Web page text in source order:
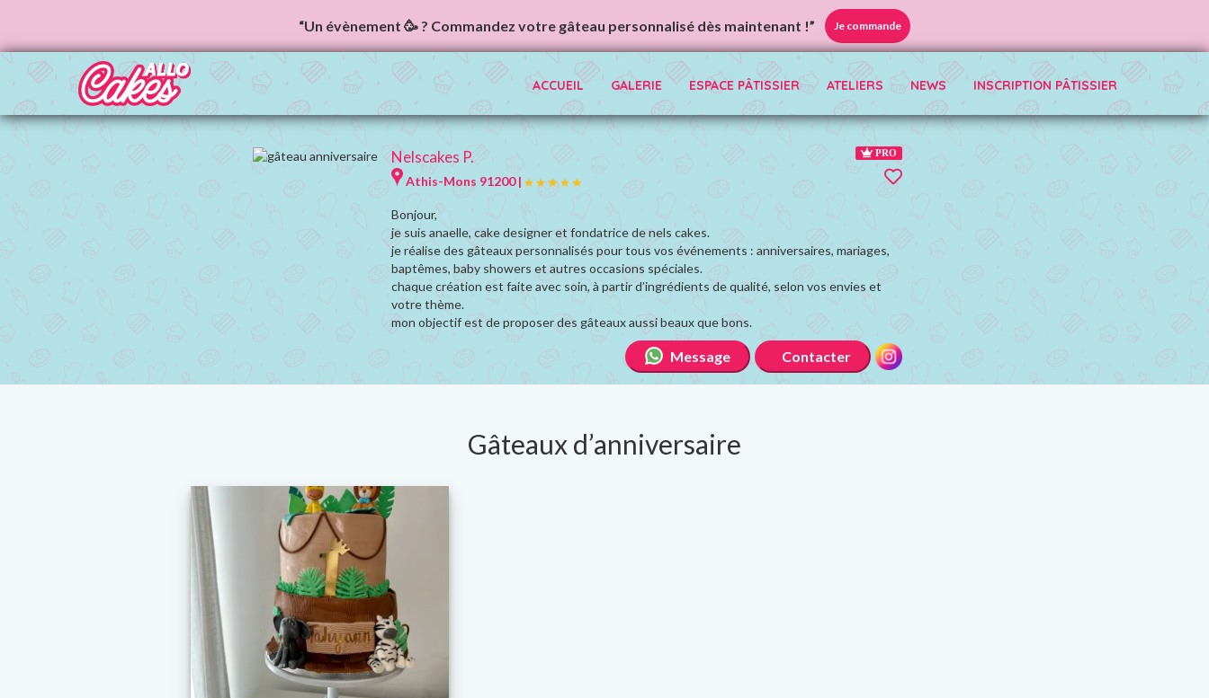
“Un évènement 🥳 ? Commandez votre gâteau personnalisé dès maintenant !” Je commande
ACCUEIL GALERIE ESPACE PÂTISSIER ATELIERS NEWS INSCRIPTION PÂTISSIER
Nelscakes P. PRO
Athis-Mons 91200 |
Bonjour,
je suis anaelle, cake designer et fondatrice de nels cakes.
je réalise des gâteaux personnalisés pour tous vos événements : anniversaires, mariages,
baptêmes, baby showers et autres occasions spéciales.
chaque création est faite avec soin, à partir d’ingrédients de qualité, selon vos envies et
votre thème.
mon objectif est de proposer des gâteaux aussi beaux que bons.
Message Contacter
Gâteaux d’anniversaire